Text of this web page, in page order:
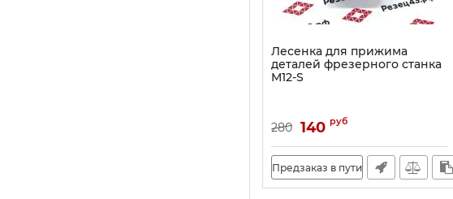
Лесенка для прижима
деталей фрезерного станка
M12-S
280 140 руб
Предзаказ в пути